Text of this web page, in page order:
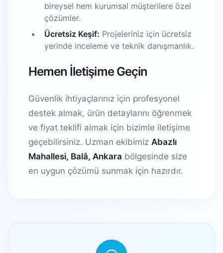
bireysel hem kurumsal müşterilere özel
çözümler.
Ücretsiz Keşif: Projeleriniz için ücretsiz
yerinde inceleme ve teknik danışmanlık.
Hemen İletişime Geçin
Güvenlik ihtiyaçlarınız için profesyonel
destek almak, ürün detaylarını öğrenmek
ve fiyat teklifi almak için bizimle iletişime
geçebilirsiniz. Uzman ekibimiz Abazlı
Mahallesi, Balâ, Ankara bölgesinde size
en uygun çözümü sunmak için hazırdır.